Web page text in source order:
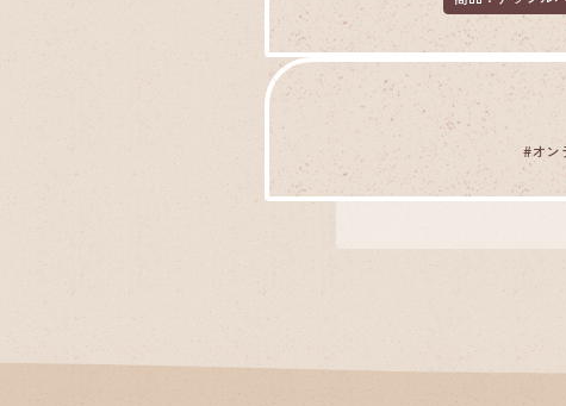
#オン